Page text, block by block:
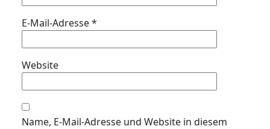
E-Mail-Adresse*
Website
Name, E-Mail-Adresse und Website in diesem